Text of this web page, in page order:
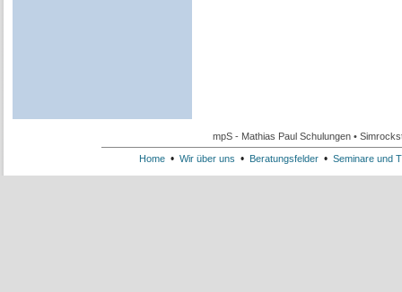
mpS - Mathias Paul Schulungen •
Home • Wir über uns • Beratungsfelder • Seminare und